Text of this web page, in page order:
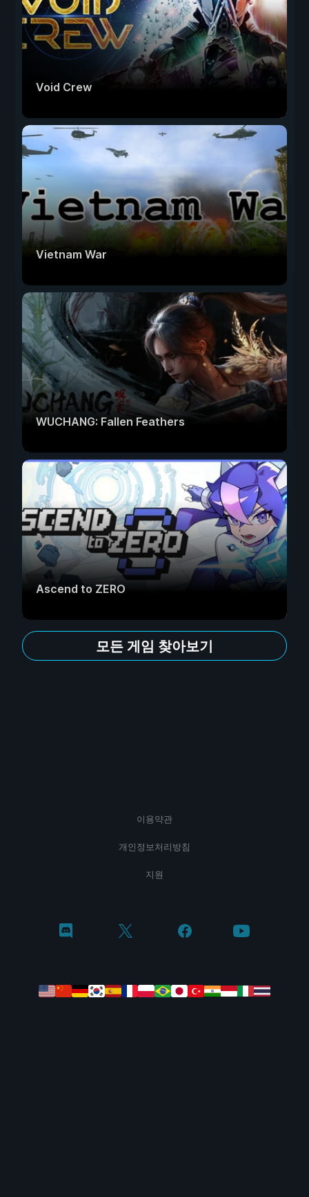
Void Crew
Vietnam War
WUCHANG: Fallen Feathers
Ascend to ZERO
모든 게임 찾아보기
이용약관
개인정보처리방침
지원